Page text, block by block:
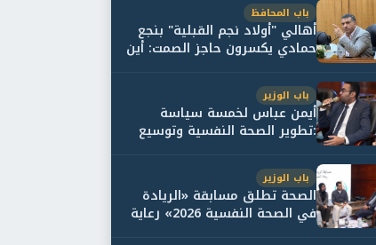
باب المحافظ
أهالي "أولاد نجم القبلية" بنجع
حمادي يكسرون حاجز الصمت: أين
حقيقة...
باب الوزير
أيمن عباس لخمسة سياسة
:تطوير الصحة النفسية وتوسيع
خدمات العلاج و...
باب الوزير
الصحة تطلق مسابقة «الريادة
في الصحة النفسية 2026» رعاية
نفسية اف...